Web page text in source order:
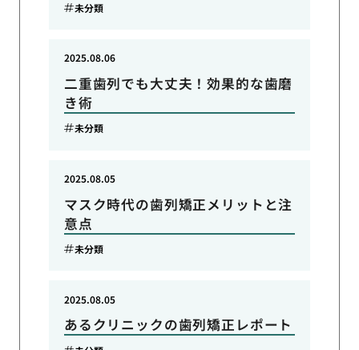
未分類
二重歯列でも大丈夫！効果的な歯磨
き術
2025.08.06
未分類
マスク時代の歯列矯正メリットと注
意点
2025.08.05
未分類
あるクリニックの歯列矯正レポート
2025.08.05